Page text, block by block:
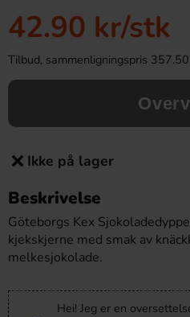
42.90 kr/stk
Tilbud, sammenligningspris
Ikke på lager
Beskrivelse
Göteborgs Kex
kjekskjerne med smak av
melkesjokolade.
Hei! Jeg er en